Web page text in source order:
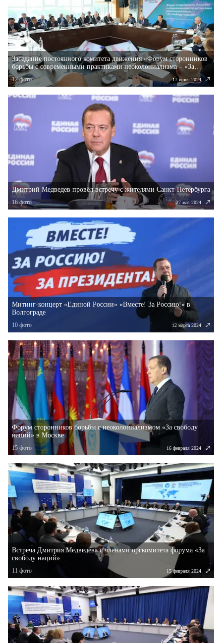
Заседание постоянного комитета движения «Форум сторонников
борьбы с современными практиками неоколониализма – «За
свободу наций!»
12фото 17 июня 2024
Дмитрий Медведев провёл встречу с жителями Санкт-Петербурга
16фото 27 мая 2024
Митинг-концерт «Единой России» «Вместе! За Россию!» в
Волгограде
10 фото 12 марта 2024
Форум сторонников борьбы с неоколониализмом «За свободу
наций» в Москве
15 фото 16 февраля 2024
Встреча Дмитрия Медведева с членами оргкомитета форума «За
свободу наций»
11 фото 15 февраля 2024